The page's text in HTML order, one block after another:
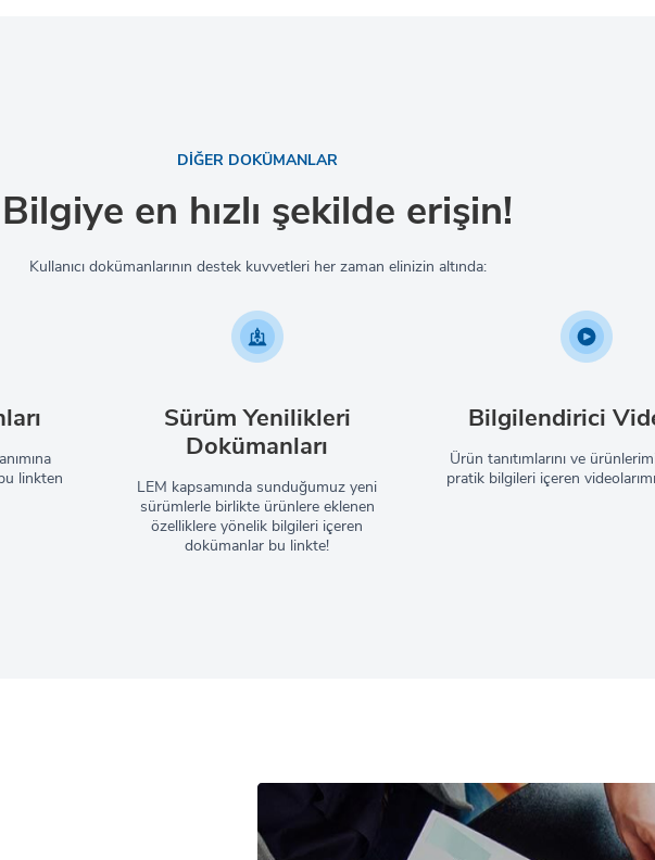
DİĞER DOKÜMANLAR
Bilgiye en hızlı şekilde erişin!
Kullanıcı dokümanlarının destek kuvvetleri her zaman elinizin altında:
linkten
Sürüm Yenilikleri
Dokümanları
LEM kapsamında sunduğumuz yeni
sürümlerle birlikte ürünlere eklenen
özelliklere yönelik bilgileri içeren
dokümanlar bu linkte!
Bilgilendirici
Ürün tanıtımlarını ve
pratik bilgileri içeren